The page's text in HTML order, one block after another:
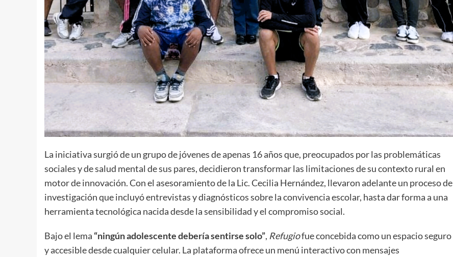
La iniciativa surgió de un grupo de jóvenes de apenas 16 años que, preocupados por las problemáticas
sociales y de salud mental de sus pares, decidieron transformar las limitaciones de su contexto rural en
motor de innovación. Con el asesoramiento de la Lic. Cecilia Hernández, llevaron adelante un proceso de
investigación que incluyó entrevistas y diagnósticos sobre la convivencia escolar, hasta dar forma a una
herramienta tecnológica nacida desde la sensibilidad y el compromiso social.
Bajo el lema “ningún adolescente debería sentirse solo”, Refugiofue concebida como un espacio seguro
y accesible desde cualquier celular. La plataforma ofrece un menú interactivo con mensajes